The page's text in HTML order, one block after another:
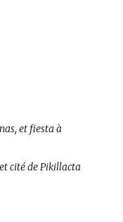
et fiesta à
cité de Pikillacta